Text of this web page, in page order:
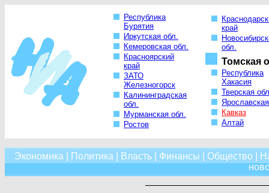
Республика
Бурятия
Иркутская обл.
Кемеровская обл.
Красноярский
край
ЗАТО
Железногорск
Калининградская
обл.
Мурманская обл.
Ростов
край
обл.
Томская
Республика
Хакасия
Тверская
Кавказ
Алтай
Экономика Политика Власть| Финансы Общество